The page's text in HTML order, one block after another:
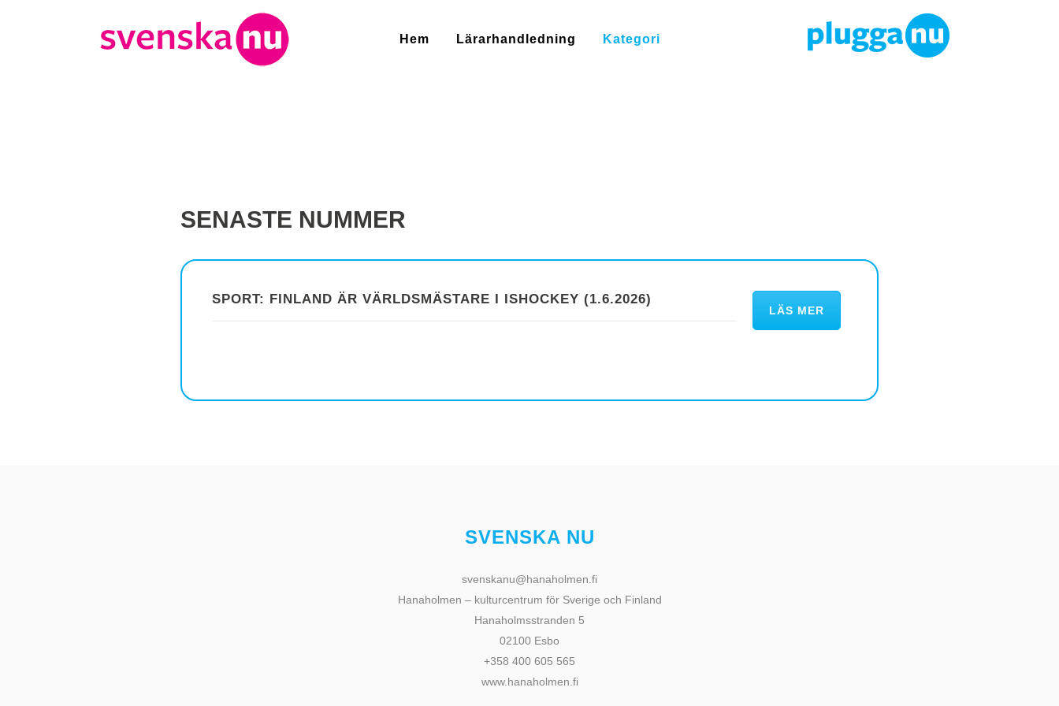
Hem Lärarhandledning Kategori
SENASTE NUMMER
SPORT: FINLAND ÄR VÄRLDSMÄSTARE I ISHOCKEY (1.6.2026)
LÄS MER
SVENSKA NU
svenskanu@hanaholmen.fi
Hanaholmen – kulturcentrum för Sverige och Finland
Hanaholmsstranden 5
02100 Esbo
+358 400 605 565
www.hanaholmen.fi